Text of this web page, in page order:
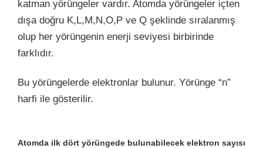
katman yörüngeler vardır. Atomda yörüngeler içten
dışa doğru K,L,M,N,O,P ve Q şeklinde sıralanmış
olup her yörüngenin enerji seviyesi birbirinde
farklıdır.
Bu yörüngelerde elektronlar bulunur. Yörünge “n”
harfi ile gösterilir.
Atomda ilk dört yörüngede bulunabilecek elektron sayısı